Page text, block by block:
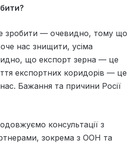
зробити — очевидно, тому що
нас знищити, усіма
що експорт зерна — це
експортних коридорів — це
Бажання та причини Росії
консультації з
зокрема з ООН та